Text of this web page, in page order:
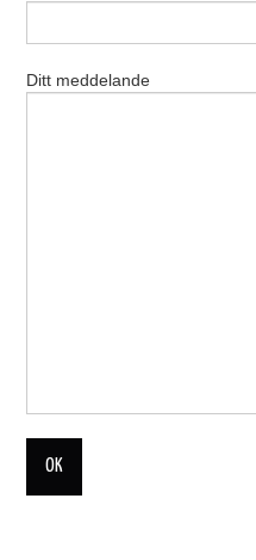
Ditt meddelande